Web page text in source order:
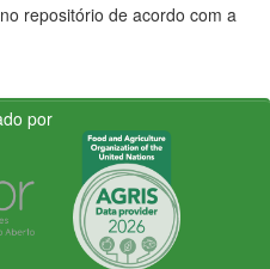
repositório de acordo com a
por